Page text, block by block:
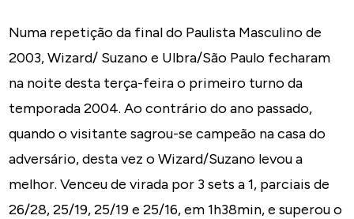
Numa repetição da final do Paulista Masculino de
2003, Wizard/ Suzano e Ulbra/São Paulo fecharam
na noite desta terça-feira o primeiro turno da
temporada 2004. Ao contrário do ano passado,
quando o visitante sagrou-se campeão na casa do
adversário, desta vez o Wizard/Suzano levou a
melhor. Venceu de virada por 3 sets a 1, parciais de
26/28, 25/19, 25/19 e 25/16, em 1h38min, e superou o